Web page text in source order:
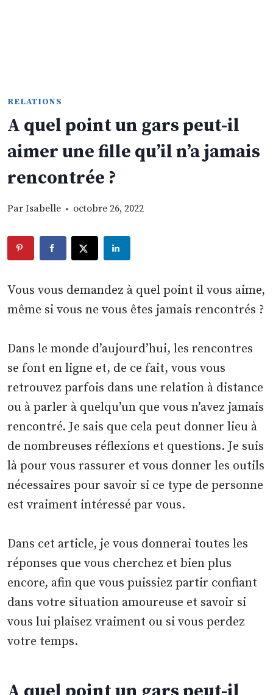
RELATIONS
A quel point un gars peut-il
aimer une fille qu’il n’a jamais
rencontrée ?
Par Isabelle octobre 26, 2022
Vous vous demandez à quel point il vous aime,
même si vous ne vous êtes jamais rencontrés ?
Dans le monde d’aujourd’hui, les rencontres
se font en ligne et, de ce fait, vous vous
retrouvez parfois dans une relation à distance
ou à parler à quelqu’un que vous n’avez jamais
rencontré. Je sais que cela peut donner lieu à
de nombreuses réflexions et questions. Je suis
là pour vous rassurer et vous donner les outils
nécessaires pour savoir si ce type de personne
est vraiment intéressé par vous.
Dans cet article, je vous donnerai toutes les
réponses que vous cherchez et bien plus
encore, afin que vous puissiez partir confiant
dans votre situation amoureuse et savoir si
vous lui plaisez vraiment ou si vous perdez
votre temps.